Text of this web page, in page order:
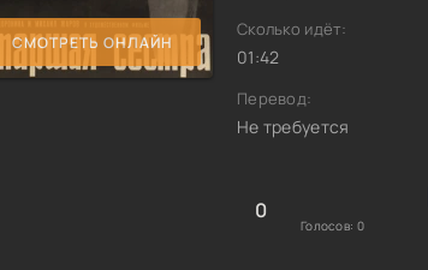
СМОТРЕТЬ ОНЛАЙН
Сколько идёт:
01:42
Перевод:
Не требуется
0
Голосов: 0